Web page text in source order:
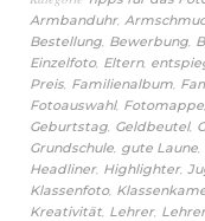
Armbanduhr,
Bestellung, Bewerbung,
Einzelfoto, Eltern,
Preis, Familienalbum,
Fotoauswahl, Fotomappe,
Geburtstag, Geldbeutel,
Grundschule, gute Laune,
Headliner, Highlighter,
Klassenfoto,
Kreativität, Lehrer,